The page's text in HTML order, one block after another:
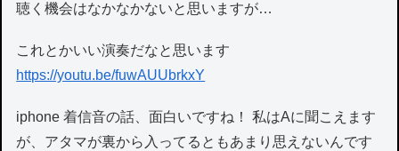
聴く機会はなかなかないと思いますが…
これとかいい演奏だなと思います
https://youtu.be/fuwAUUbrkxY
iphone 着信音の話、面白いですね！ 私はAに聞こえます
が、アタマが裏から入ってるともあまり思えないんです